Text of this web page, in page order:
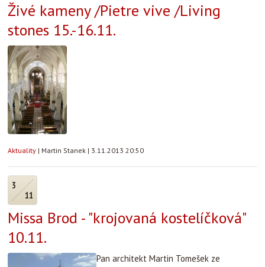
Živé kameny /Pietre vive /Living
stones 15.-16.11.
Aktuality | Martin Stanek | 3.11.2013 20:50
3
11
Missa Brod - "krojovaná kostelíčková"
10.11.
Pan architekt Martin Tomešek ze